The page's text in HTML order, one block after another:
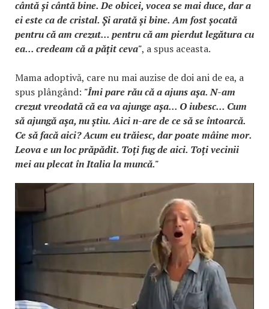
cântă și cântă bine. De obicei, vocea se mai duce, dar a
ei este ca de cristal. Și arată și bine. Am fost șocată
pentru că am crezut... pentru că am pierdut legătura cu
ea... credeam că a pățit ceva", a spus aceasta.
Mama adoptivă, care nu mai auzise de doi ani de ea, a
spus plângând: "Îmi pare rău că a ajuns așa. N-am
crezut vreodată că ea va ajunge așa... O iubesc... Cum
să ajungă așa, nu știu. Aici n-are de ce să se întoarcă.
Ce să facă aici? Acum eu trăiesc, dar poate mâine mor.
Leova e un loc prăpădit. Toți fug de aici. Toți vecinii
mei au plecat în Italia la muncă."